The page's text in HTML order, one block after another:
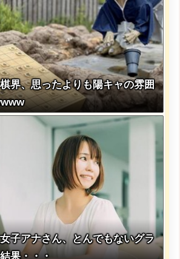
界、思ったよりも陽キャの雰囲
子アナさん、とんでもないグラ
果・・・